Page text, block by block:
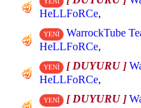
HeLLFoRCe,
YENİ
WarrockTube
HeLLFoRCe,
YENİ [ DUYURU ]
HeLLFoRCe,
YENİ [ DUYURU ]